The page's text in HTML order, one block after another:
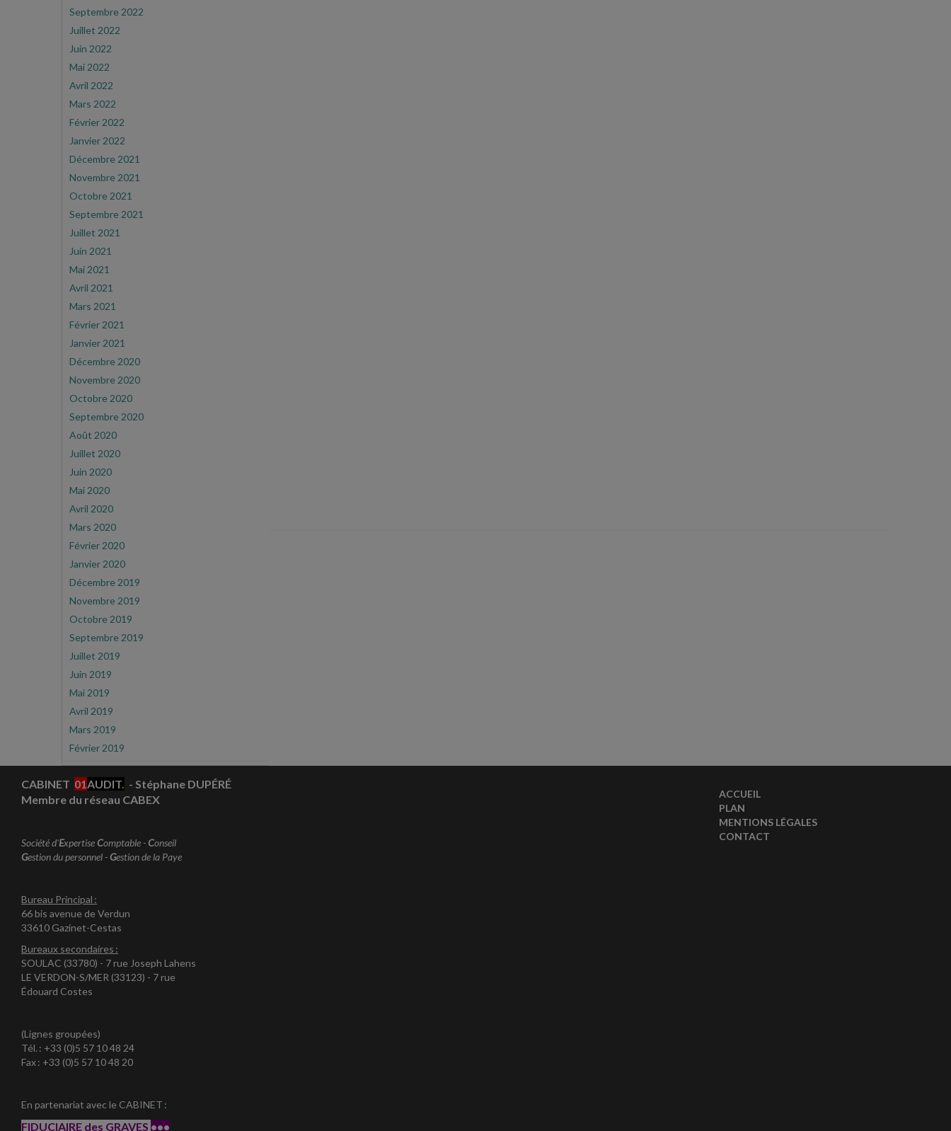
Septembre 2022
Juillet 2022
Juin 2022
Mai 2022
Avril 2022
Mars 2022
Février 2022
Janvier 2022
Décembre 2021
Novembre 2021
Octobre 2021
Septembre 2021
Juillet 2021
Juin 2021
Mai 2021
Avril 2021
Mars 2021
Février 2021
Janvier 2021
Décembre 2020
Novembre 2020
Octobre 2020
Septembre 2020
Août 2020
Juillet 2020
Juin 2020
Mai 2020
Avril 2020
Mars 2020
Février 2020
Janvier 2020
Décembre 2019
Novembre 2019
Octobre 2019
Septembre 2019
Juillet 2019
Juin 2019
Mai 2019
Avril 2019
Mars 2019
Février 2019
CABINET 01AUDIT. - Stéphane DUPÉRÉ
Membre du réseau CABEX
Société d'ExpertiseComptable -Conseil
Gestion du personnel -Gestion de la Paye
Bureau Principal :
66 bis avenue de Verdun
33610 Gazinet-Cestas
Bureaux secondaires :
SOULAC (33780) - 7 rue Joseph Lahens
LE VERDON-S/MER (33123) - 7 rue
Édouard Costes
(Lignes groupées)
Tél. : +33 (0)5 57 10 48 24
Fax : +33 (0)5 57 10 48 20
En partenariat avec le CABINET :
FIDUCIAIRE des GRAVES •••
ACCUEIL
PLAN
MENTIONS LÉGALES
CONTACT